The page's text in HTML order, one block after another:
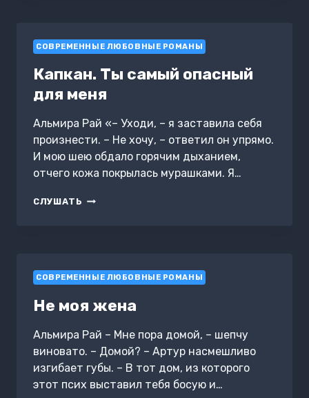
СОВРЕМЕННЫЕ ЛЮБОВНЫЕ РОМАНЫ
Капкан. Ты самый опасный
для меня
Альмира Рай «– Уходи, – я заставила себя
произнести. – Не хочу, – ответил он упрямо.
И мою шею обдало горячим дыханием,
отчего кожа покрылась мурашками. Я…
СЛУШАТЬ КАПКАН.
СОВРЕМЕННЫЕ ЛЮБОВНЫЕ РОМАНЫ
Не моя жена
Альмира Рай – Мне пора домой, – шепчу
виновато. – Домой? – Артур насмешливо
изгибает губы. – В тот дом, из которого
этот псих выставил тебя босую и…